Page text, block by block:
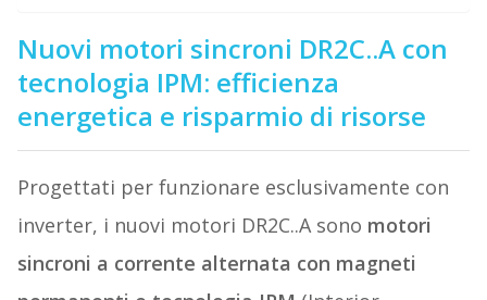
Nuovi motori sincroni DR2C..A con
tecnologia IPM: efficienza
energetica e risparmio di risorse
Progettati per funzionare esclusivamente con
inverter, i nuovi motori DR2C..A sono motori
sincroni a corrente alternata con magneti